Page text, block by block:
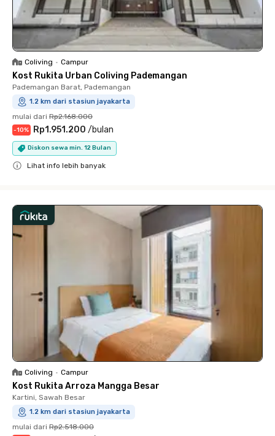
Coliving • Campur
Kost Rukita Urban Coliving Pademangan
Pademangan Barat, Pademangan
1.2 km dari stasiun jayakarta
mulai dari Rp2.168.000
-10% Rp1.951.200 /bulan
Diskon sewa min. 12 Bulan
Lihat info lebih banyak
Coliving • Campur
Kost Rukita Arroza Mangga Besar
Kartini, Sawah Besar
1.2 km dari stasiun jayakarta
mulai dari Rp2.518.000